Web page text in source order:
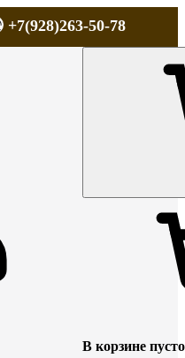
+7(928)263-50-78
В корзине пусто